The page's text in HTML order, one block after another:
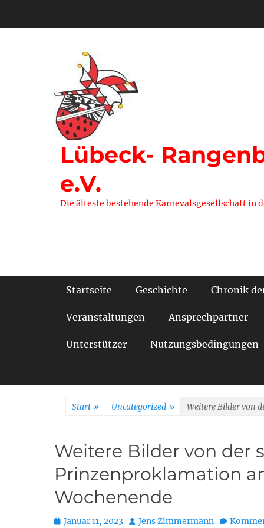
Lübeck-
e.V.
Die älteste bestehende Karnevalsgesellschaft in
Primäres Menü
Startseite Geschichte Chronik
Veranstaltungen Ansprechpartner
Unterstützer Nutzungsbedingungen
Start » Uncategorized » Weitere Bilder von
Weitere Bilder von der
Prinzenproklamation
Wochenende
Posted
Januar 11, 2023 Autor
Jens Zimmermann